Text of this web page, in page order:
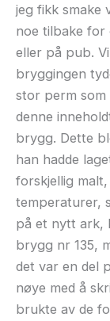
jeg fikk smake
noe tilbake for
eller på pub.
bryggingen
stor perm
denne
brygg. Dette
han hadde
forskjellig
temperaturer,
på et nytt ark,
brygg nr 135,
det var en del
nøye med å
brukte av de